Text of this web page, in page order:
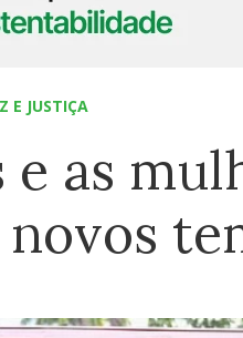
E JUSTIÇA
as